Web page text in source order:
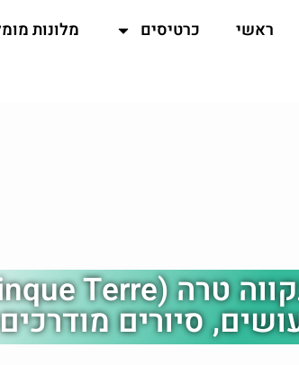
ראשי כרטיסים מלונות
סיורים